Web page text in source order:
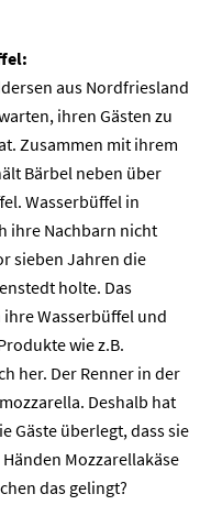
aus Nordfriesland
ihren Gästen zu
Zusammen mit ihrem
Bärbel neben über
Wasserbüffel in
ihre Nachbarn nicht
sieben Jahren die
holte. Das
Wasserbüffel und
wie z.B.
her. Der Renner in der
Deshalb hat
Gäste überlegt, dass sie
Mozzarellakäse
das gelingt?